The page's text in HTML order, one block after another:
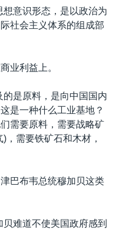
想意识形态，是以政治为
社会主义体系的组成部
业利益上。
的是原料，是向中国国内
是一种什么工业基地？
需要原料，需要战略矿
，需要铁矿石和木材，
巴布韦总统穆加贝这类
难道不使美国政府感到